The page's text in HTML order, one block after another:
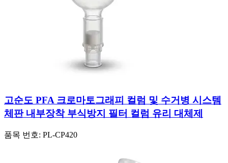
고순도 PFA 크로마토그래피 컬럼 및 수거병 시스템
체판 내부장착 부식방지 필터 컬럼 유리 대체제
품목 번호: PL-CP420